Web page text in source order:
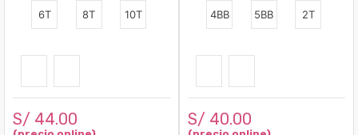
6T 8T 10T
S/ 44.00
4BB 5BB 2T
S/ 40.00